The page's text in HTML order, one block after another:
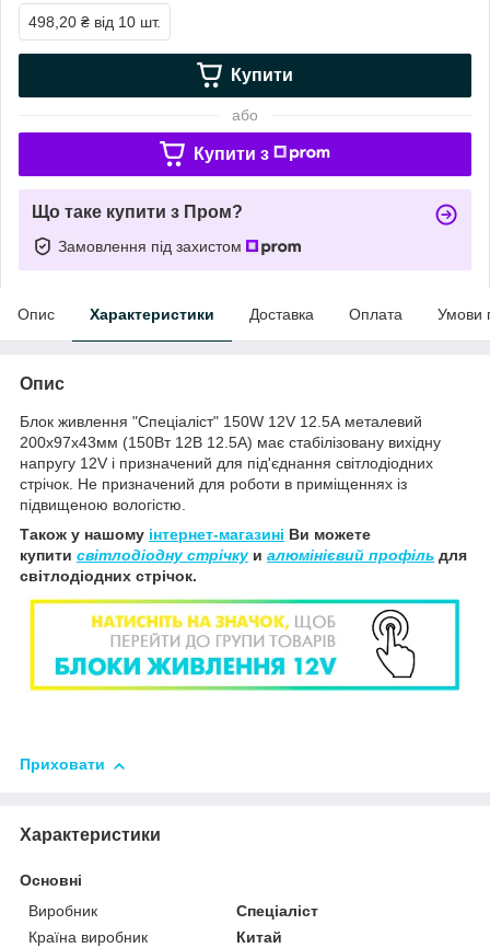
498,20 ₴ від 10 шт.
Купити
або
Купити з
Що таке купити з Пром?
Замовлення під захистом
Опис Характеристики Доставка Оплата Умови
Опис
Блок живлення "Спеціаліст" 150W 12V 12.5А металевий
200х97х43мм (150Вт 12В 12.5А) має стабілізовану вихідну
напругу 12V і призначений для під'єднання світлодіодних
стрічок. Не призначений для роботи в приміщеннях із
підвищеною вологістю.
Також у нашому інтернет-магазині Ви можете
купити світлодіодну стрічкуи алюмінієвий профіль для
світлодіодних стрічок.
Приховати
Характеристики
Основні
Виробник
Спеціаліст
Країна виробник
Китай